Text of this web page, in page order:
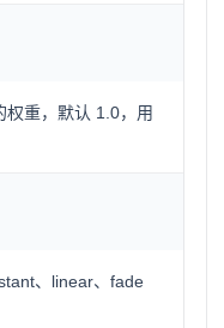
重，默认 1.0，用
、linear、fade